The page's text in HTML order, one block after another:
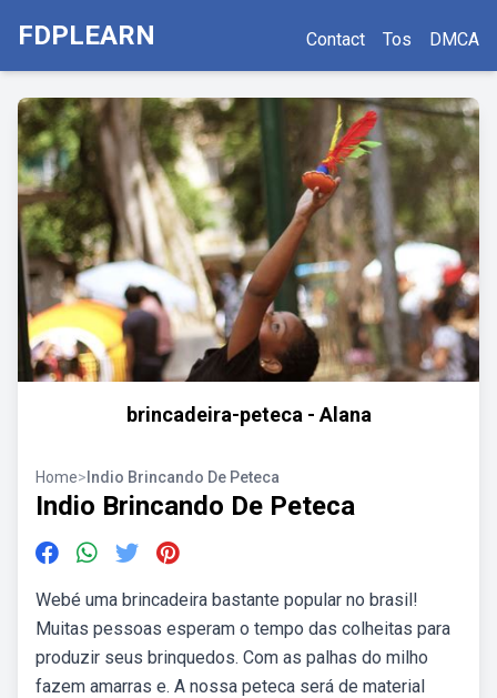
FDPLEARN Contact Tos DMCA
brincadeira-peteca - Alana
Home> Indio Brincando De Peteca
Indio Brincando De Peteca
Webé uma brincadeira bastante popular no brasil!
Muitas pessoas esperam o tempo das colheitas para
produzir seus brinquedos. Com as palhas do milho
fazem amarras e. A nossa peteca será de material